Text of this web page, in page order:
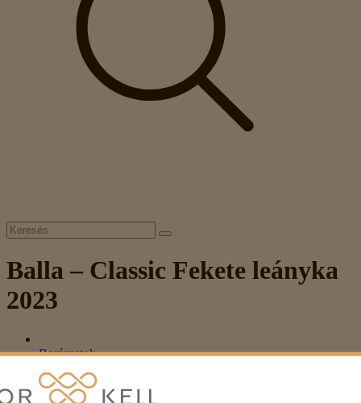
Balla – Classic Fekete leányka
2023
Borászatok
Balla – Classic Fekete leányka 2023